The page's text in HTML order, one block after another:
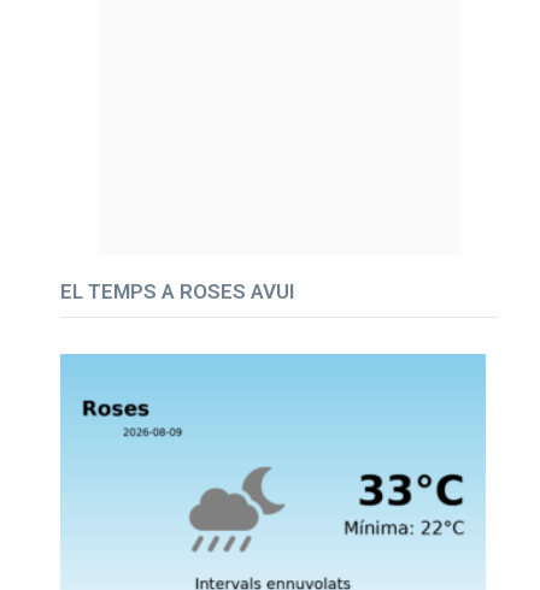
EL TEMPS A ROSES AVUI